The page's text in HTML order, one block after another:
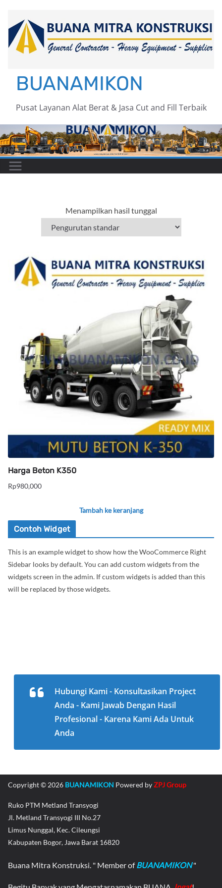
content
BUANAMIKON
Pusat Layanan Alat Berat & Jasa Cut and Fill Terbaik
Menampilkan hasil tunggal
Harga Beton K350
Rp980,000
Tambah ke keranjang
Contoh Widget
This is an example widget to show how the WooCommerce Right
Sidebar looks by default. You can add custom widgets from the
widgets screen in the admin. If custom widgets is added than this
will be replaced by those widgets.
Hubungi Kami - Konsultasikan Project
Anda - Kami Jawab Dengan Hasil
Profesional - Karena Kami Ada Untuk
Anda
Copyright © 2026 BUANAMIKON Powered byZPJ Group
Ruko PTM Metland Transyogi
Jl. Metland Transyogi III No.27
Limus Nunggal, Kec. Cileungsi
Kabupaten Bogor, Jawa Barat 16820
Buana Mitra Konstruksi. " Member ofBUANAMIKON"